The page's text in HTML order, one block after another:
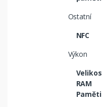
Ostatní
NFC
Výkon
Velikos
RAM
Paměti